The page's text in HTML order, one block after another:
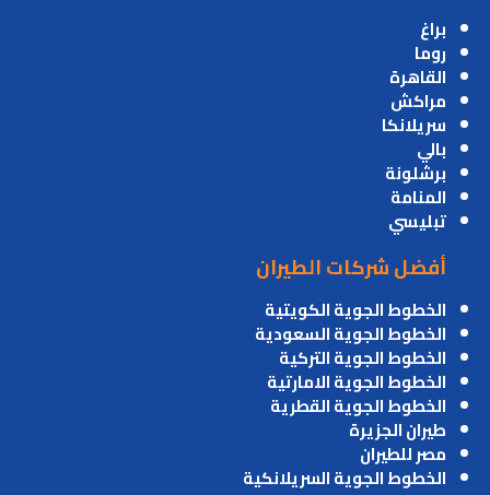
براغ
روما
القاهرة
مراكش
سريلانكا
بالي
برشلونة
المنامة
تبليسي
أفضل شركات الطيران
الخطوط الجوية الكويتية
الخطوط الجوية السعودية
الخطوط الجوية التركية
الخطوط الجوية الامارتية
الخطوط الجوية القطرية
طيران الجزيرة
مصر للطيران
الخطوط الجوية السريلانكية